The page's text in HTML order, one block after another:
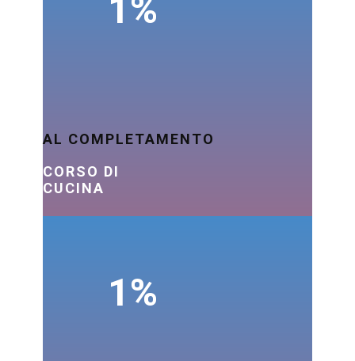
1%
AL COMPLETAMENTO
CORSO DI
CUCINA
1%